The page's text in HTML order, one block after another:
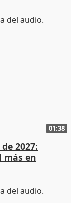
01:38
2027:
más en